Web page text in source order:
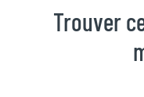
Trouver